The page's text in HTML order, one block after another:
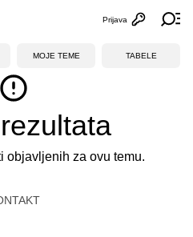
Otvori
Prijava
MOJE TEME TABELE
objavljenih za ovu temu.